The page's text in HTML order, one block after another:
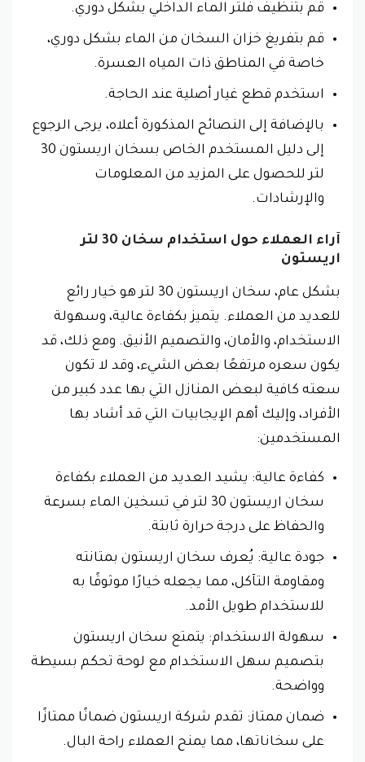
قم بتنظيف فلتر الماء الداخلي بشكل دوري.
قم بتفريغ خزان السخان من الماء بشكل دوري،
خاصة في المناطق ذات المياه العسرة.
استخدم قطع غيار أصلية عند الحاجة.
بالإضافة إلى النصائح المذكورة أعلاه، يرجى الرجوع
إلى دليل المستخدم الخاص بسخان اريستون 30
لتر للحصول على المزيد من المعلومات
والإرشادات.
آراء العملاء حول استخدام سخان 30 لتر
اريستون
بشكل عام، سخان اريستون 30 لتر هو خيار رائع
للعديد من العملاء. يتميز بكفاءة عالية، وسهولة
الاستخدام، والأمان، والتصميم الأنيق. ومع ذلك، قد
يكون سعره مرتفعًا بعض الشيء، وقد لا تكون
سعته كافية لبعض المنازل التي بها عدد كبير من
الأفراد، وإليك أهم الإيجابيات التي قد أشاد بها
المستخدمين:
كفاءة عالية: يشيد العديد من العملاء بكفاءة
سخان اريستون 30 لتر في تسخين الماء بسرعة
والحفاظ على درجة حرارة ثابتة.
جودة عالية: يُعرف سخان اريستون بمتانته
ومقاومة التآكل، مما يجعله خيارًا موثوقًا به
للاستخدام طويل الأمد.
سهولة الاستخدام: يتمتع سخان اريستون
بتصميم سهل الاستخدام مع لوحة تحكم بسيطة
وواضحة.
ضمان ممتاز: تقدم شركة اريستون ضمانًا ممتازًا
على سخاناتها، مما يمنح العملاء راحة البال.